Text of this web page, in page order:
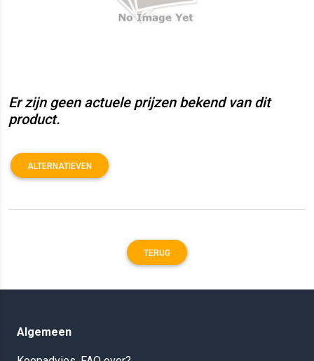
Er zijn geen actuele prijzen bekend van dit
product.
ALTERNATIEVEN
TERUG
Algemeen